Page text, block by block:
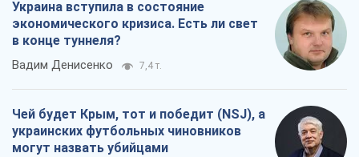
Украина вступила в состояние
экономического кризиса. Есть ли свет
в конце туннеля?
Вадим Денисенко 7,4 т.
Чей будет Крым, тот и победит (NSJ), а
украинских футбольных чиновников
могут назвать убийцами